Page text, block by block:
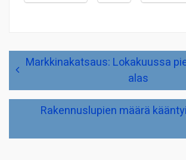
Artikkelien
selausMarkkinakatsaus: Lokakuussa
alas
Rakennuslupien määrä